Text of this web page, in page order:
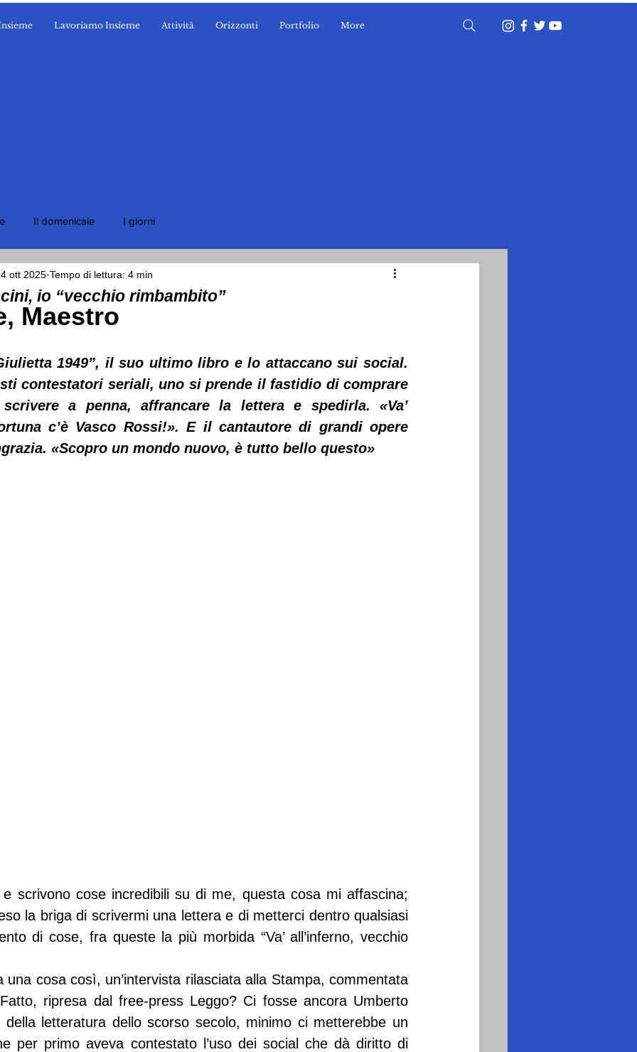
Lavoriamo Insieme Attività Orizzonti Portfolio More
Il domenicale I giorni
io “vecchio rimbambito”
ott 2025 Tempo di lettura: 4 min
Maestro
1949”, il suo ultimo libro e lo attaccano sui social.
contestatori seriali, uno si prende il fastidio di comprare
a penna, affrancare la lettera e spedirla. «Va’
c’è Vasco Rossi!». E il cantautore di grandi opere
«Scopro un mondo nuovo, è tutto bello questo»
scrivono cose incredibili su di me, questa cosa mi affascina;
la briga di scrivermi una lettera e di metterci dentro qualsiasi
di cose, fra queste la più morbida “Va’ all’inferno, vecchio
una cosa così, un’intervista rilasciata alla Stampa, commentata
ripresa dal free-press Leggo? Ci fosse ancora Umberto
della letteratura dello scorso secolo, minimo ci metterebbe un
per primo aveva contestato l’uso dei social che dà diritto di